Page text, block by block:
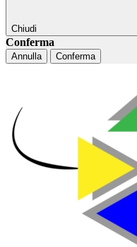
Chiudi
Conferma
Annulla Conferma